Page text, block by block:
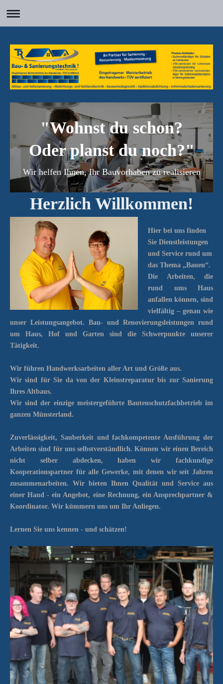
"Wohnst du schon?
Oder planst du noch?"
Wir helfen Ihnen, Ihr Bauvorhaben zu realisieren
Herzlich Willkommen!
Hier bei uns finden
Sie Dienstleistungen
und Service rund um
das Thema „Bauen“.
Die Arbeiten, die
rund ums Haus
anfallen können, sind
vielfältig – genau wie
unser Leistungsangebot. Bau- und Renovierungsleistungen rund
um Haus, Hof und Garten sind die Schwerpunkte unserer
Tätigkeit.
Wir führen Handwerksarbeiten aller Art und Größe aus.
Wir sind für Sie da von der Kleinstreparatur bis zur Sanierung
Ihres Altbaus.
Wir sind der einzige meistergeführte Bautenschutzfachbetrieb im
ganzen Münsterland.
Zuverlässigkeit, Sauberkeit und fachkompetente Ausführung der
Arbeiten sind für uns selbstverständlich. Können wir einen Bereich
nicht selber abdecken, haben wir fachkundige
Kooperationspartner für alle Gewerke, mit denen wir seit Jahren
zusammenarbeiten. Wir bieten Ihnen Qualität und Service aus
einer Hand - ein Angebot, eine Rechnung, ein Ansprechpartner &
Koordinator. Wir kümmern uns um Ihr Anliegen.
Lernen Sie uns kennen - und schätzen!